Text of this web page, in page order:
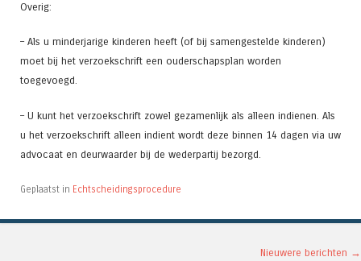
Overig:
– Als u minderjarige kinderen heeft (of bij samengestelde kinderen)
moet bij het verzoekschrift een ouderschapsplan worden
toegevoegd.
– U kunt het verzoekschrift zowel gezamenlijk als alleen indienen. Als
u het verzoekschrift alleen indient wordt deze binnen 14 dagen via uw
advocaat en deurwaarder bij de wederpartij bezorgd.
Geplaatst in Echtscheidingsprocedure
Nieuwere berichten →